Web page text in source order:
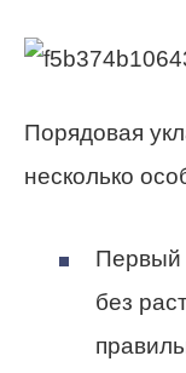
Порядовая
несколько
Первый
без